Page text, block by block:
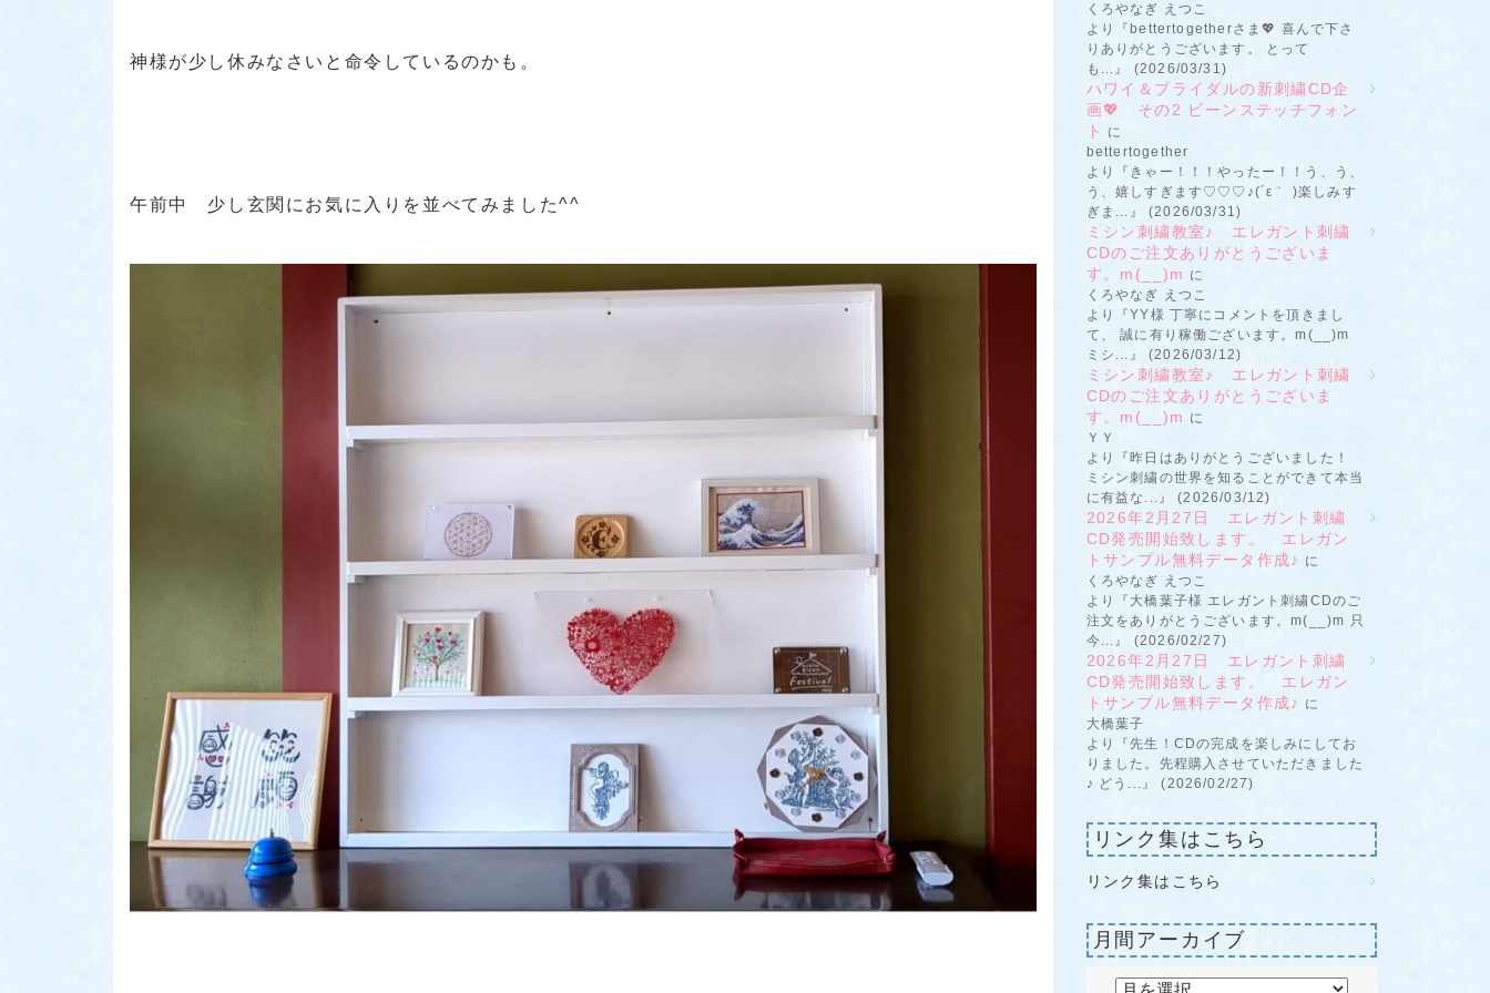
神様が少し休みなさいと命令しているのかも。
午前中 少し玄関にお気に入りを並べてみました^^
くろやなぎ えつこ
より『bettertogetherさま💖 喜んで下さ
りありがとうございます。 とって
も...』 (2026/03/31)
ハワイ＆ブライダルの新刺繍CD企
画💖 その2 ビーンステッチフォン
ト
に
bettertogether
より『きゃー！！！やったー！！う、う、
う、嬉しすぎます♡♡♡♪(´ε｀ )楽しみす
ぎま...』 (2026/03/31)
ミシン刺繍教室♪ エレガント刺繍
CDのご注文ありがとうございま
す。m(__)m に
くろやなぎ えつこ
より『YY様 丁寧にコメントを頂きまし
て、 誠に有り稼働ございます。m(__)m
ミシ...』 (2026/03/12)
ミシン刺繍教室♪ エレガント刺繍
CDのご注文ありがとうございま
す。m(__)m に
ＹＹ
より『昨日はありがとうございました！
ミシン刺繍の世界を知ることができて本当
に有益な...』 (2026/03/12)
2026年2月27日 エレガント刺繍
CD発売開始致します。 エレガン
トサンプル無料データ作成♪ に
くろやなぎ えつこ
より『大橋葉子様 エレガント刺繍CDのご
注文をありがとうございます。m(__)m 只
今...』 (2026/02/27)
2026年2月27日 エレガント刺繍
CD発売開始致します。 エレガン
トサンプル無料データ作成♪ に
大橋葉子
より『先生！CDの完成を楽しみにしてお
りました。先程購入させていただきました
♪ どう...』 (2026/02/27)
リンク集はこちら
リンク集はこちら
月間アーカイブ